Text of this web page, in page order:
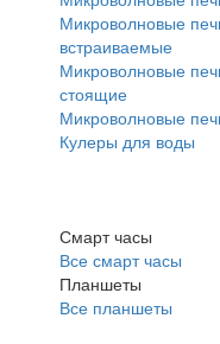
Микроволновые
встраиваемые
Микроволновые
стоящие
Микроволновые
Кулеры для воды
Смарт часы
Все смарт часы
Планшеты
Все планшеты